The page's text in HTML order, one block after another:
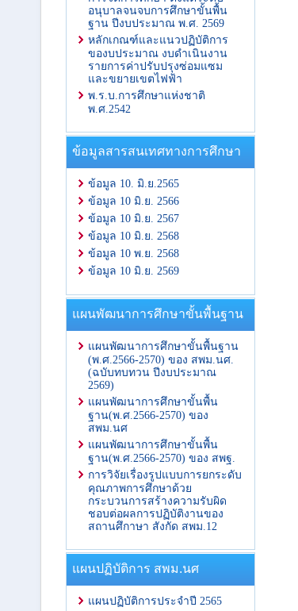
อนุบาลจนจบการศึกษาขั้นพื้น
ฐาน ปีงบประมาณ พ.ศ. 2569
หลักเกณฑ์และแนวปฏิบัติการ
ของบประมาณ งบดำเนินงาน
รายการค่าปรับปรุงซ่อมแซม
และขยายเขตไฟฟ้า
พ.ร.บ.การศึกษาแห่งชาติ
พ.ศ.2542
ข้อมูลสารสนเทศทางการศึกษา
ข้อมูล 10. มิ.ย.2565
ข้อมูล 10 มิ.ย. 2566
ข้อมูล 10 มิ.ย. 2567
ข้อมูล 10 มิ.ย. 2568
ข้อมูล 10 พ.ย. 2568
ข้อมูล 10 มิ.ย. 2569
แผนพัฒนาการศึกษาขั้นพื้นฐาน
แผนพัฒนาการศึกษาขั้นพื้นฐาน
(พ.ศ.2566-2570) ของ สพม.นศ.
(ฉบับทบทวน ปีงบประมาณ
2569)
แผนพัฒนาการศึกษาขั้นพื้น
ฐาน(พ.ศ.2566-2570) ของ
สพม.นศ
แผนพัฒนาการศึกษาขั้นพื้น
ฐาน(พ.ศ.2566-2570) ของ สพฐ.
การวิจัยเรื่องรูปแบบการยกระดับ
คุณภาพการศึกษาด้วย
กระบวนการสร้างความรับผิด
ชอบต่อผลการปฏิบัติงานของ
สถานศึกาษา สังกัด สพม.12
แผนปฏิบัติการ สพม.นศ
แผนปฏิบัติการประจำปี 2565